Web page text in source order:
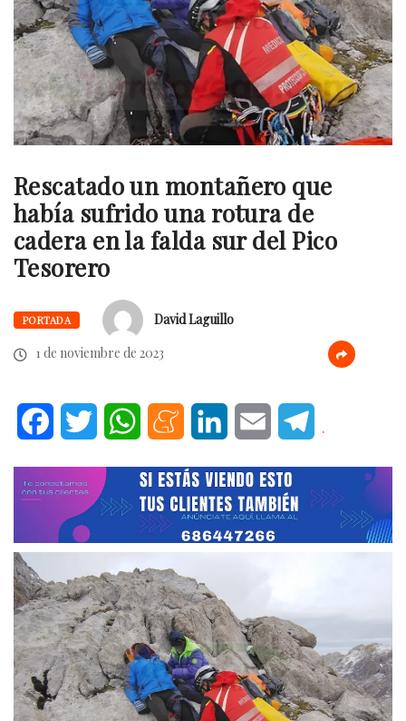
Rescatado un montañero que
había sufrido una rotura de
cadera en la falda sur del Pico
Tesorero
PORTADA
David Laguillo
1 de noviembre de 2023
FacebookTwitter WhatsAppMeneameLinkedInEmail .